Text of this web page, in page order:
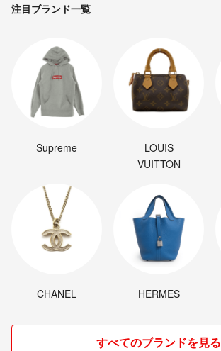
注目ブランド一覧
Supreme
LOUIS
VUITTON
CHANEL HERMES
すべてのブランドを見る